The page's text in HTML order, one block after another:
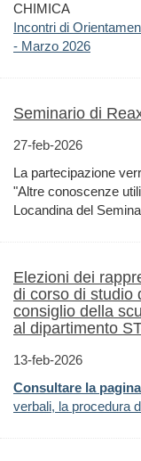
CHIMICA
Incontri di
- Marzo 2026
Seminario di
27-feb-2026
La partecipazione
"Altre conoscenze
Locandina del
Elezioni dei
di corso di studio
consiglio della
al dipartimento
13-feb-2026
Consultare la
verbali, la procedura